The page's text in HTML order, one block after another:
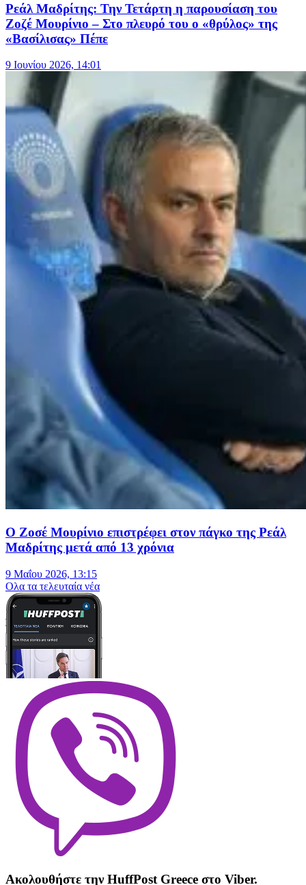
Ρεάλ Μαδρίτης: Την Τετάρτη η παρουσίαση του
Ζοζέ Μουρίνιο – Στο πλευρό του ο «θρύλος» της
«Βασίλισας» Πέπε
9 Ιουνίου 2026, 14:01
Ο Ζοσέ Μουρίνιο επιστρέφει στον πάγκο της Ρεάλ
Μαδρίτης μετά από 13 χρόνια
9 Μαΐου 2026, 13:15
Oλα τα τελευταία νέα
Ακολουθήστε την HuffPost Greece στο Viber.